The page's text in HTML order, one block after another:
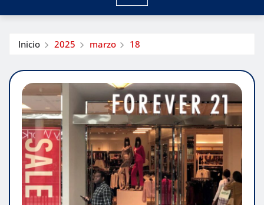
Inicio 2025 marzo 18